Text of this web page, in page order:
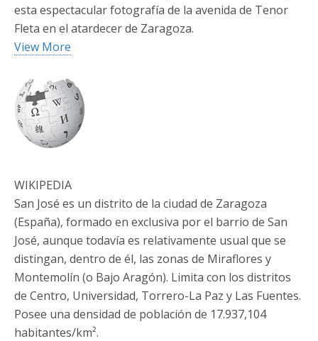
esta espectacular fotografía de la avenida de Tenor
Fleta en el atardecer de Zaragoza.
View More
WIKIPEDIA
San José es un distrito de la ciudad de Zaragoza
(España), formado en exclusiva por el barrio de San
José, aunque todavía es relativamente usual que se
distingan, dentro de él, las zonas de Miraflores y
Montemolín (o Bajo Aragón). Limita con los distritos
de Centro, Universidad, Torrero-La Paz y Las Fuentes.
Posee una densidad de población de 17.937,104
habitantes/km².